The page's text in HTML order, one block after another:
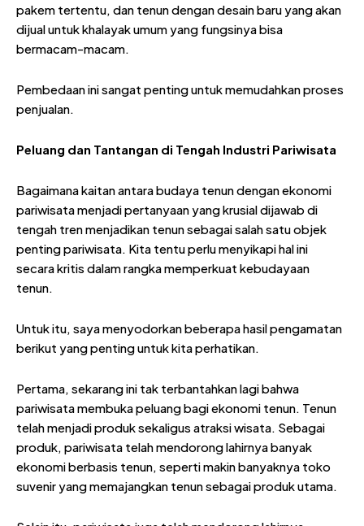
pakem tertentu, dan tenun dengan desain baru yang akan
dijual untuk khalayak umum yang fungsinya bisa
bermacam-macam.
Pembedaan ini sangat penting untuk memudahkan proses
penjualan.
Peluang dan Tantangan di Tengah Industri Pariwisata
Bagaimana kaitan antara budaya tenun dengan ekonomi
pariwisata menjadi pertanyaan yang krusial dijawab di
tengah tren menjadikan tenun sebagai salah satu objek
penting pariwisata. Kita tentu perlu menyikapi hal ini
secara kritis dalam rangka memperkuat kebudayaan
tenun.
Untuk itu, saya menyodorkan beberapa hasil pengamatan
berikut yang penting untuk kita perhatikan.
Pertama, sekarang ini tak terbantahkan lagi bahwa
pariwisata membuka peluang bagi ekonomi tenun. Tenun
telah menjadi produk sekaligus atraksi wisata. Sebagai
produk, pariwisata telah mendorong lahirnya banyak
ekonomi berbasis tenun, seperti makin banyaknya toko
suvenir yang memajangkan tenun sebagai produk utama.